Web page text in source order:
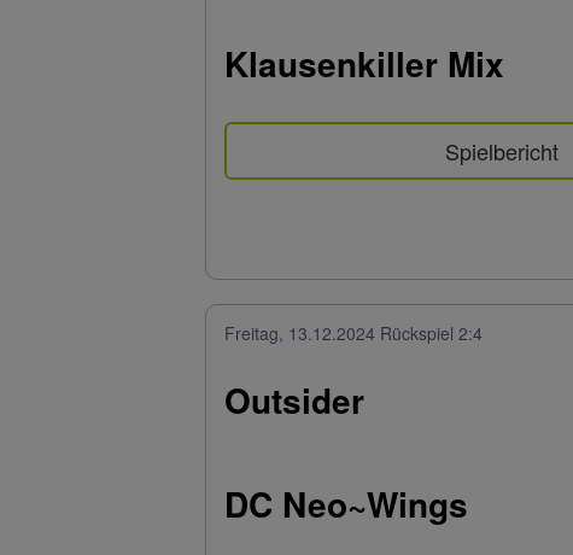
Klausenkiller Mix
Spielbericht
Freitag, 13.12.2024 Rückspiel 2:4
Outsider
DC Neo~Wings